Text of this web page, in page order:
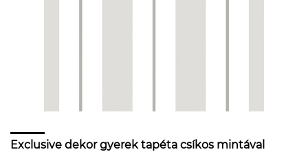
Exclusive dekor gyerek tapéta csíkos mintával